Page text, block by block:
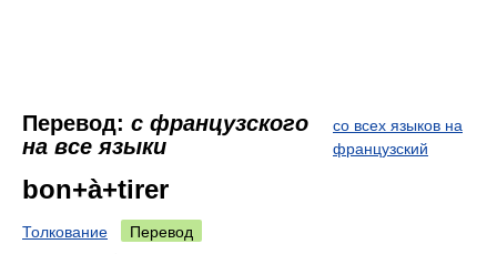
Перевод: с французского
на все языки
со всех языков на
французский
bon+à+tirer
Толкование Перевод